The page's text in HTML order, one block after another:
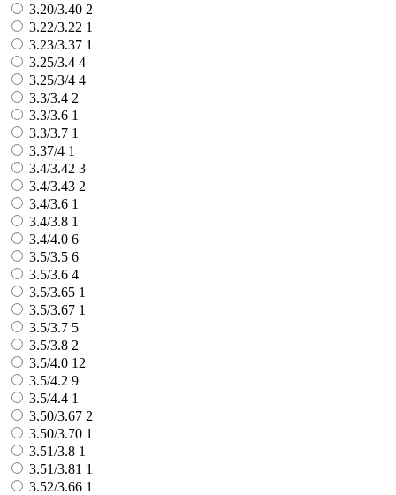
3.20/3.40 2
3.22/3.22 1
3.23/3.37 1
3.25/3.4 4
3.25/3/4 4
3.3/3.4 2
3.3/3.6 1
3.3/3.7 1
3.37/4 1
3.4/3.42 3
3.4/3.43 2
3.4/3.6 1
3.4/3.8 1
3.4/4.0 6
3.5/3.5 6
3.5/3.6 4
3.5/3.65 1
3.5/3.67 1
3.5/3.7 5
3.5/3.8 2
3.5/4.0 12
3.5/4.2 9
3.5/4.4 1
3.50/3.67 2
3.50/3.70 1
3.51/3.8 1
3.51/3.81 1
3.52/3.66 1